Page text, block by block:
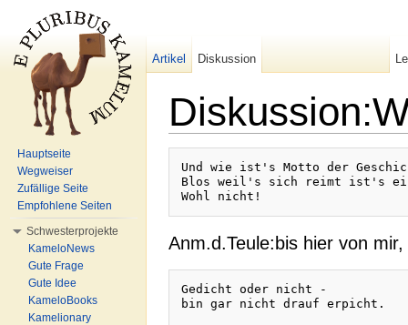
Und wie ist's Motto der
Blos weil's sich reimt ist's
Anm.d.Teule:bis hier von
Gedicht oder nicht -
bin gar nicht drauf erpicht.
Artikel Diskussion
Hauptseite
Wegweiser
Zufällige Seite
Empfohlene Seiten
Schwesterprojekte
KameloNews
Gute Frage
Gute Idee
KameloBooks
Kamelionary